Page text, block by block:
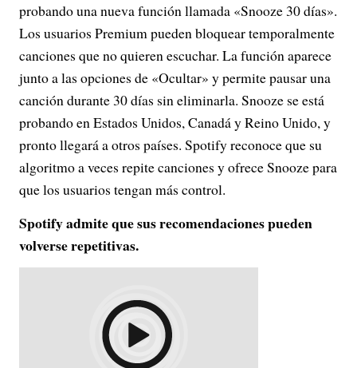
probando una nueva función llamada «Snooze 30 días».
Los usuarios Premium pueden bloquear temporalmente
canciones que no quieren escuchar. La función aparece
junto a las opciones de «Ocultar» y permite pausar una
canción durante 30 días sin eliminarla. Snooze se está
probando en Estados Unidos, Canadá y Reino Unido, y
pronto llegará a otros países. Spotify reconoce que su
algoritmo a veces repite canciones y ofrece Snooze para
que los usuarios tengan más control.
Spotify admite que sus recomendaciones pueden
volverse repetitivas.